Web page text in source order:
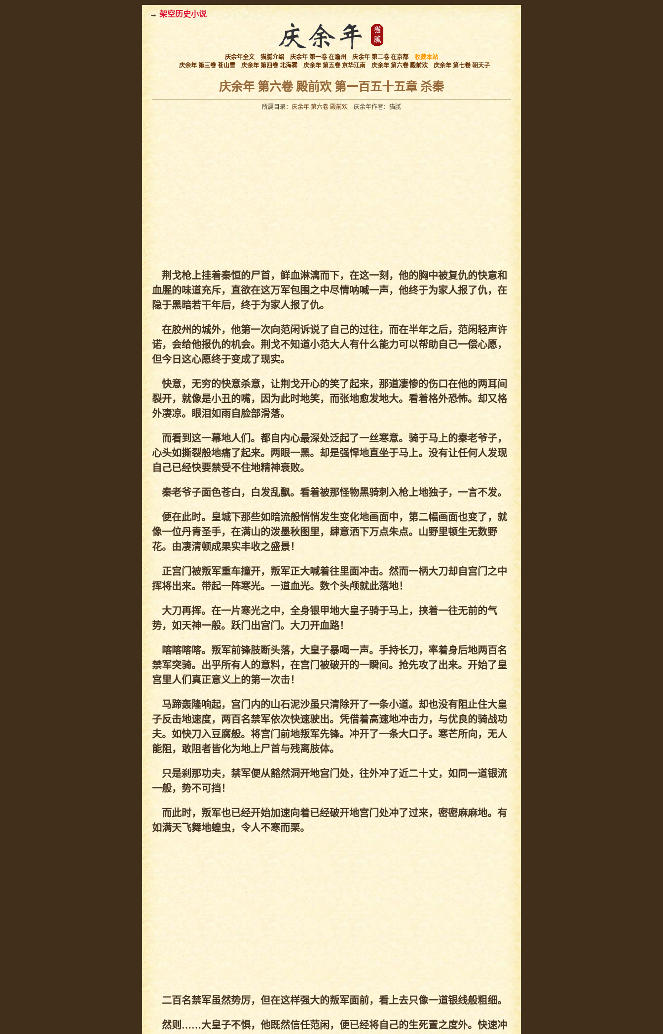
→ 架空历史小说
庆余年全文 猫腻介绍 庆余年 第一卷 在澹州 庆余年 第二卷 在京都
收藏本站
庆余年 第三卷 苍山雪
庆余年 第四卷 北海雾 庆余年 第五卷 京华江南 庆余年 第六卷 殿前欢 庆余年 第七卷 朝天子
庆余年 第六卷 殿前欢 第一百五十五章 杀秦
所属目录： 庆余年 第六卷 殿前欢 庆余年作者：猫腻
荆戈枪上挂着秦恒的尸首，鲜血淋漓而下，在这一刻，他的胸中被复仇的快意和
血腥的味道充斥，直欲在这万军包围之中尽情呐喊一声，他终于为家人报了仇，在
隐于黑暗若干年后，终于为家人报了仇。
在胶州的城外，他第一次向范闲诉说了自己的过往，而在半年之后，范闲轻声许
诺，会给他报仇的机会。荆戈不知道小范大人有什么能力可以帮助自己一偿心愿，
但今日这心愿终于变成了现实。
快意，无穷的快意杀意，让荆戈开心的笑了起来，那道凄惨的伤口在他的两耳间
裂开，就像是小丑的嘴，因为此时地笑，而张地愈发地大。看着格外恐怖。却又格
外凄凉。眼泪如雨自脸部滑落。
而看到这一幕地人们。都自内心最深处泛起了一丝寒意。骑于马上的秦老爷子，
心头如撕裂般地痛了起来。两眼一黑。却是强悍地直坐于马上。没有让任何人发现
自己已经快要禁受不住地精神衰败。
秦老爷子面色苍白，白发乱飘。看着被那怪物黑骑刺入枪上地独子，一言不发。
便在此时。皇城下那些如暗流般悄悄发生变化地画面中，第二幅画面也变了，就
像一位丹青圣手，在满山的泼墨秋图里，肆意洒下万点朱点。山野里顿生无数野
花。由凄清顿成果实丰收之盛景！
正宫门被叛军重车撞开，叛军正大喊着往里面冲击。然而一柄大刀却自宫门之中
挥将出来。带起一阵寒光。一道血光。数个头颅就此落地！
大刀再挥。在一片寒光之中，全身银甲地大皇子骑于马上，挟着一往无前的气
势，如天神一般。跃门出宫门。大刀开血路！
喀喀喀喀。叛军前锋肢断头落，大皇子暴喝一声。手持长刀，率着身后地两百名
禁军突骑。出乎所有人的意料，在宫门被破开的一瞬间。抢先攻了出来。开始了皇
宫里人们真正意义上的第一次击！
马蹄轰隆响起，宫门内的山石泥沙虽只清除开了一条小道。却也没有阻止住大皇
子反击地速度，两百名禁军依次快速驶出。凭借着高速地冲击力，与优良的骑战功
夫。如快刀入豆腐般。将宫门前地叛军先锋。冲开了一条大口子。寒芒所向，无人
能阻，敢阻者皆化为地上尸首与残离肢体。
只是刹那功夫，禁军便从豁然洞开地宫门处，往外冲了近二十丈，如同一道银流
一般，势不可挡！
而此时，叛军也已经开始加速向着已经破开地宫门处冲了过来，密密麻麻地。有
如满天飞舞地蝗虫，令人不寒而栗。
二百名禁军虽然势厉，但在这样强大的叛军面前，看上去只像一道银线般粗细。
然则……大皇子不惧，他既然信任范闲，便已经将自己的生死置之度外。快速冲